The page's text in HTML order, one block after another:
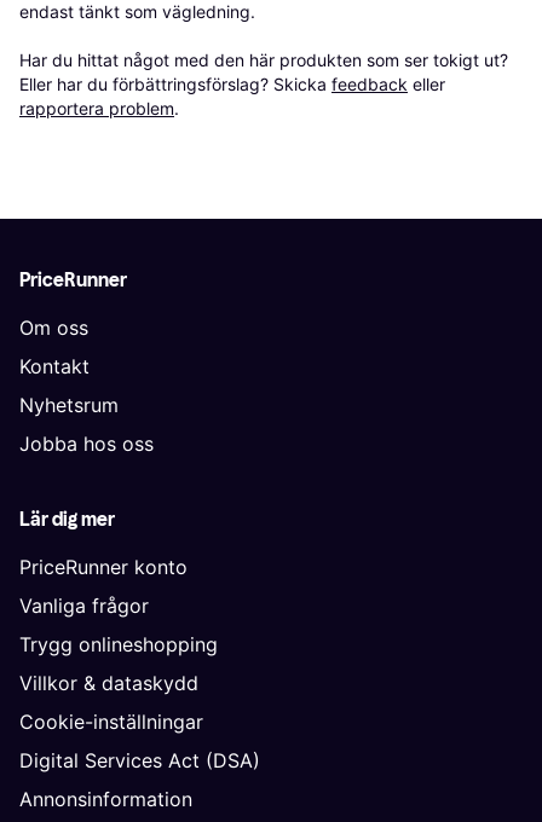
endast tänkt som vägledning.
Har du hittat något med den här produkten som ser tokigt ut?
Eller har du förbättringsförslag? Skicka feedback eller
rapportera problem.
PriceRunner
Om oss
Kontakt
Nyhetsrum
Jobba hos oss
Lär dig mer
PriceRunner konto
Vanliga frågor
Trygg onlineshopping
Villkor & dataskydd
Cookie-inställningar
Digital Services Act (DSA)
Annonsinformation